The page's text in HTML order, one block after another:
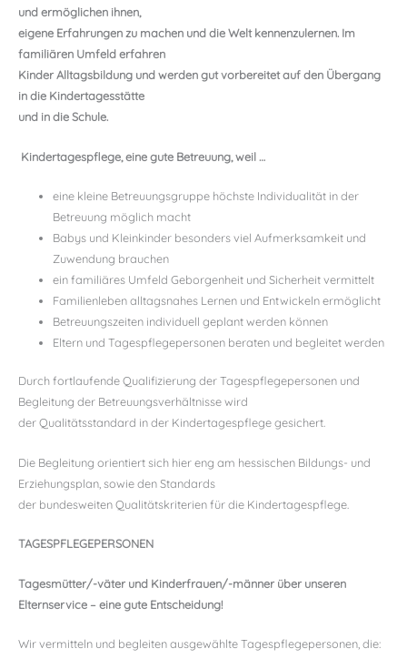
und ermöglichen ihnen,
eigene Erfahrungen zu machen und die Welt kennenzulernen. Im
familiären Umfeld erfahren
Kinder Alltagsbildung und werden gut vorbereitet auf den Übergang
in die Kindertagesstätte
und in die Schule.
Kindertagespflege, eine gute Betreuung, weil …
eine kleine Betreuungsgruppe höchste Individualität in der
Betreuung möglich macht
Babys und Kleinkinder besonders viel Aufmerksamkeit und
Zuwendung brauchen
ein familiäres Umfeld Geborgenheit und Sicherheit vermittelt
Familienleben alltagsnahes Lernen und Entwickeln ermöglicht
Betreuungszeiten individuell geplant werden können
Eltern und Tagespflegepersonen beraten und begleitet werden
Durch fortlaufende Qualifizierung der Tagespflegepersonen und
Begleitung der Betreuungsverhältnisse wird
der Qualitätsstandard in der Kindertagespflege gesichert.
Die Begleitung orientiert sich hier eng am hessischen Bildungs- und
Erziehungsplan, sowie den Standards
der bundesweiten Qualitätskriterien für die Kindertagespflege.
TAGESPFLEGEPERSONEN
Tagesmütter/-väter und Kinderfrauen/-männer über unseren
Elternservice – eine gute Entscheidung!
Wir vermitteln und begleiten ausgewählte Tagespflegepersonen, die: